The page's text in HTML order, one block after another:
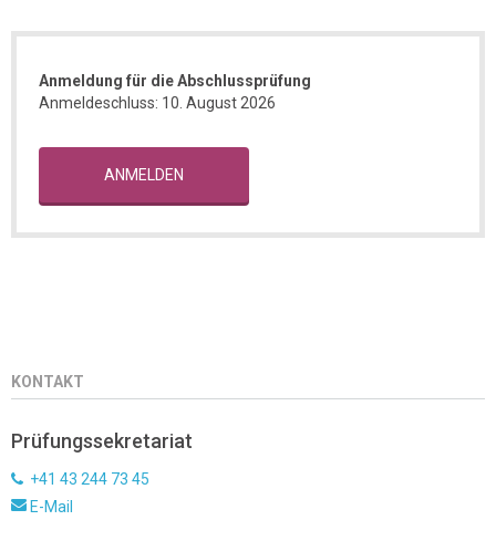
Anmeldung für die Abschlussprüfung
Anmeldeschluss: 10. August 2026
ANMELDEN
KONTAKT
Prüfungssekretariat
+41 43 244 73 45
E-Mail